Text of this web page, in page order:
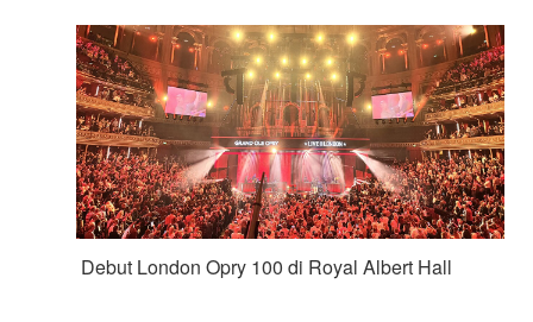
Debut London Opry 100 di Royal Albert Hall